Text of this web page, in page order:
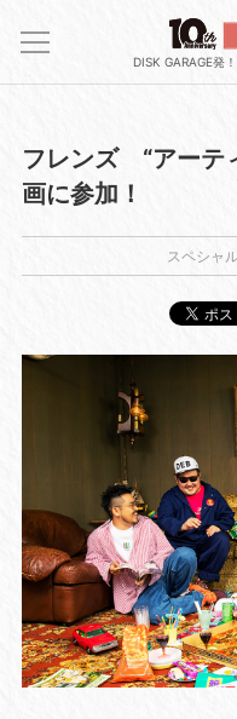
DISK GARAGE発
フレンズ “アーテ
画に参加！
スペシャ